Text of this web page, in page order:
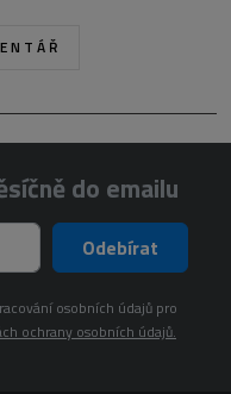
do emailu
Odebírat
osobních údajů pro
ochrany osobních údajů.